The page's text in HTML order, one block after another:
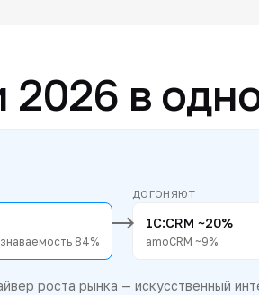
2026 в
84%
ДОГОНЯЮТ
1С:CRM ~20%
amoCRM ~9%
роста рынка — искусственный